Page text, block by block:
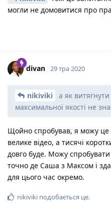
могли не домовитися про
divan 29 тра 2020
nikiviki
а як
максимальної якості не
Щойно спробував, я можу це
велике відео, а тисячі
довго буде. Можу
точно де Саша з Максом і
для цього час окремо.
nikiviki подобається це.